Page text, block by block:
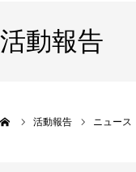
活動報告
活動報告 ニュース